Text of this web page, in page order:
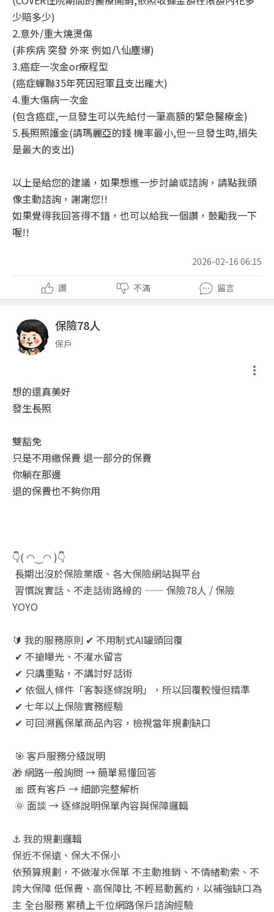
少賠多少)
2.意外/重大燒燙傷
(非疾病 突發 外來 例如八仙塵爆)
3.癌症一次金or療程型
(癌症蟬聯35年死因冠軍且支出龐大)
4.重大傷病一次金
(包含癌症,一旦發生可以先給付一筆高額的緊急醫療金)
5.長照照護金(請瑪麗亞的錢 機率最小,但一旦發生時,損失
是最大的支出)
以上是給您的建議，如果想進一步討論或諮詢，請點我頭
像主動諮詢，謝謝您!!
如果覺得我回答得不錯，也可以給我一個讚，鼓勵我一下
喔!!
2026-02-16 06:15
讚 不滿 留言
保險78人
保戶
想的還真美好
發生長照
雙豁免
只是不用繳保費 退一部分的保費
你躺在那邊
退的保費也不夠你用
👇( ◠‿◠ )👇
長期出沒於保險業版、各大保險網站與平台
習慣說實話、不走話術路線的 —— 保險78人 / 保險
YOYO
🔰 我的服務原則 ✔ 不用制式AI罐頭回覆
✔ 不搶曝光、不灌水留言
✔ 只講重點，不講討好話術
✔ 依個人條件「客製逐條說明」，所以回覆較慢但精準
✔ 七年以上保險實務經驗
✔ 可回溯舊保單商品內容，檢視當年規劃缺口
🎯 客戶服務分級說明
🎁 網路一般詢問 → 簡單易懂回答
🎀 既有客戶 → 細節完整解析
🌞 面談 → 逐條說明保單內容與保障邏輯
⚓ 我的規劃邏輯
保近不保遠、保大不保小
依預算規劃，不做灌水保單 不主動推銷、不情緒勒索、不
誇大保障 低保費、高保障比 不輕易動舊約，以補強缺口為
主 全台服務 累積上千位網路保戶諮詢經驗